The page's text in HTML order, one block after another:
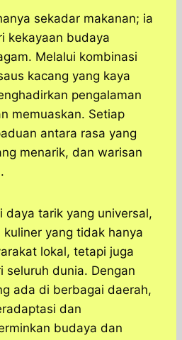
sekadar makanan; ia
kekayaan budaya
Melalui kombinasi
kacang yang kaya
pengalaman
memuaskan. Setiap
antara rasa yang
menarik, dan warisan
daya tarik yang universal,
yang tidak hanya
lokal, tetapi juga
seluruh dunia. Dengan
ada di berbagai daerah,
dan
budaya dan